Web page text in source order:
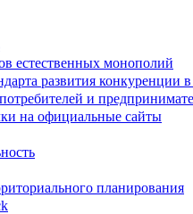
естественных монополий
развития конкуренции
и
на официальные сайты
планирования